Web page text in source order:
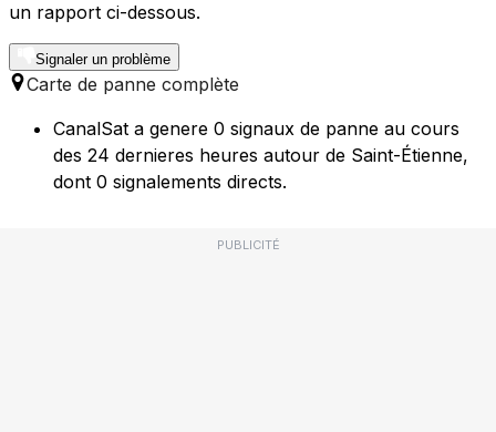
un rapport ci-dessous.
Signaler un problème
Carte de panne complète
CanalSat a genere 0 signaux de panne au cours
des 24 dernieres heures autour de Saint-Étienne,
dont 0 signalements directs.
PUBLICITÉ